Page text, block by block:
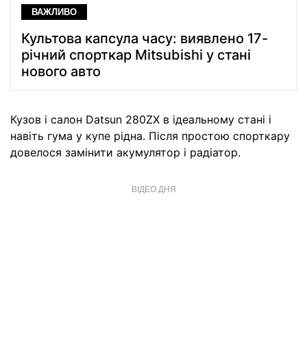
ВАЖЛИВО
Культова капсула часу: виявлено 17-
річний спорткар Mitsubishi у стані
нового авто
Кузов і салон Datsun 280ZX в ідеальному стані і
навіть гума у купе рідна. Після простою спорткару
довелося замінити акумулятор і радіатор.
ВІДЕО ДНЯ